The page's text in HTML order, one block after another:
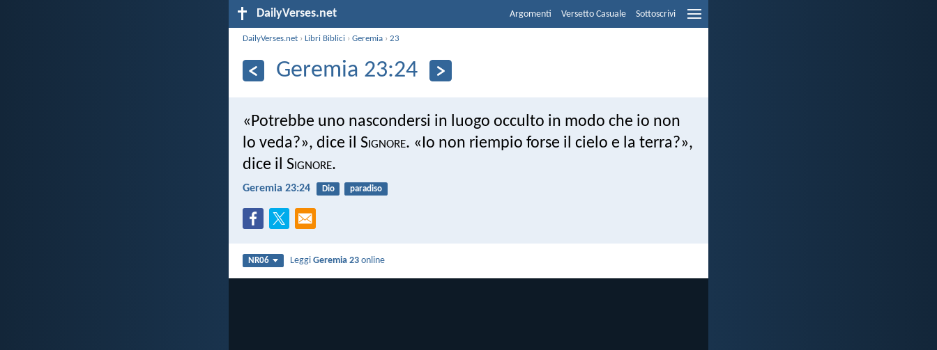
DailyVerses.net Argomenti Versetto Casuale Sottoscrivi
DailyVerses.net ›Libri Biblici ›Geremia ›23
Geremia 23:24
«Potrebbe uno nascondersi in luogo occulto in modo che io non
lo veda?», dice il Signore. «Io non riempio forse il cielo e la terra?»,
dice il Signore.
Geremia 23:24 Dio paradiso
NR06 LeggiGeremia 23 online